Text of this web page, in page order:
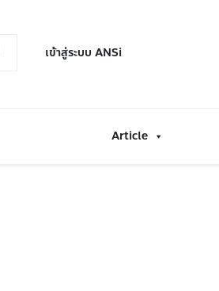
เข้าสู่ระบบ ANSi
Article